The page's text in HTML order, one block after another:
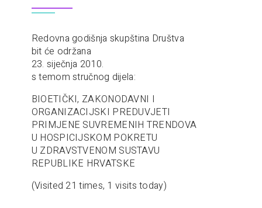
Redovna godišnja skupština Društva
bit će održana
23. siječnja 2010.
s temom stručnog dijela:
BIOETIČKI, ZAKONODAVNI I
ORGANIZACIJSKI PREDUVJETI
PRIMJENE SUVREMENIH TRENDOVA
U HOSPICIJSKOM POKRETU
U ZDRAVSTVENOM SUSTAVU
REPUBLIKE HRVATSKE
(Visited 21 times, 1 visits today)